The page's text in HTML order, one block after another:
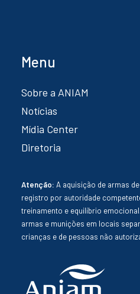
Menu
Sobre a ANIAM
Notícias
Mídia Center
Diretoria
Atenção: A aquisição de armas
registro por autoridade
treinamento e equilíbrio
armas e munições em locais
crianças e de pessoas não